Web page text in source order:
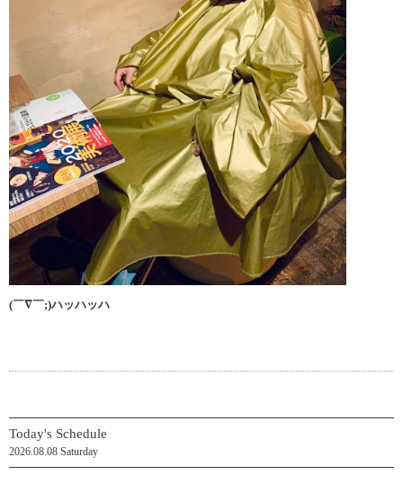
(￣∇￣;)ハッハッハ
Today's Schedule
2026.08.08 Saturday